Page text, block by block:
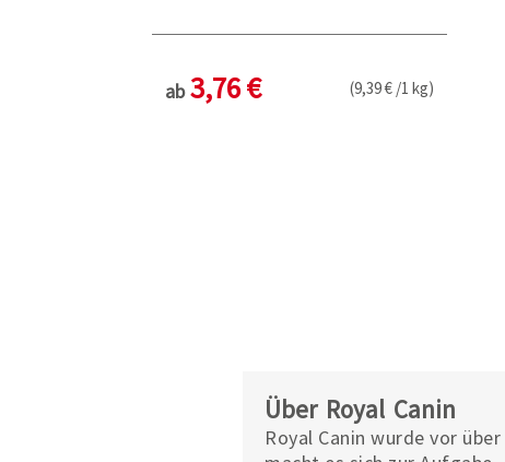
ab 3,76 € (9,39 € /1 kg)
Über Royal Canin
Royal Canin wurde vor